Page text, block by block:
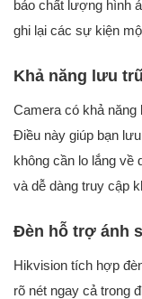
bảo chất lượng hình
ghi lại các sự kiện
Khả năng lưu
Camera có khả
Điều này giúp bạn
không cần lo lắng
và dễ dàng truy cập
Đèn hỗ trợ ánh
Hikvision tích hợp
rõ nét ngay cả trong